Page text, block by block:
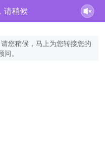
请稍候
您稍候，马上为您转接您的
问。